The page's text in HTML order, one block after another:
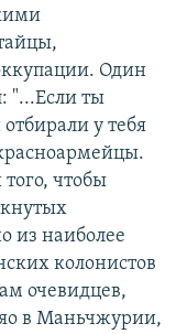
Один
"...Если ты
у тебя
чтобы
из наиболее
колонистов
очевидцев,
в Маньчжурии,